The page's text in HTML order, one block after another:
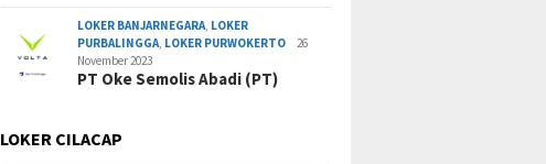
LOKER BANJARNEGARA LOKER
PURBALINGGA LOKER PURWOKERTO
26
November 2023
PT Oke Semolis Abadi (PT)
LOKER CILACAP